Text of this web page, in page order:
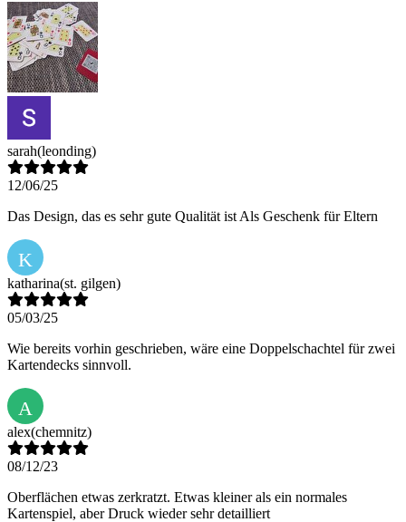
sarah(leonding)
12/06/25
Das Design, das es sehr gute Qualität ist Als Geschenk für Eltern
K
katharina(st. gilgen)
05/03/25
Wie bereits vorhin geschrieben, wäre eine Doppelschachtel für zwei
Kartendecks sinnvoll.
A
alex(chemnitz)
08/12/23
Oberflächen etwas zerkratzt. Etwas kleiner als ein normales
Kartenspiel, aber Druck wieder sehr detailliert